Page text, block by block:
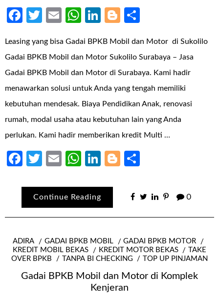
Facebook
Twitter
EmailWhatsApp
LinkedIn
Blogger
Leasing yang bisa Gadai BPKB Mobil dan Motor di Sukolilo
Gadai BPKB Mobil dan Motor Sukolilo Surabaya – Jasa
Gadai BPKB Mobil dan Motor di Surabaya. Kami hadir
menawarkan solusi untuk Anda yang tengah memiliki
kebutuhan mendesak. Biaya Pendidikan Anak, renovasi
rumah, modal usaha atau kebutuhan lain yang Anda
perlukan. Kami hadir memberikan kredit Multi …
Facebook
Twitter
EmailWhatsApp
LinkedIn
Blogger
Continue Reading 0
ADIRA GADAI BPKB MOBIL
GADAI BPKB MOTOR
KREDIT MOBIL BEKAS
KREDIT MOTOR BEKAS
TAKE
OVER BPKB
TANPA BI CHECKING TOP UP PINJAMAN
Gadai BPKB Mobil dan Motor di Komplek
Kenjeran